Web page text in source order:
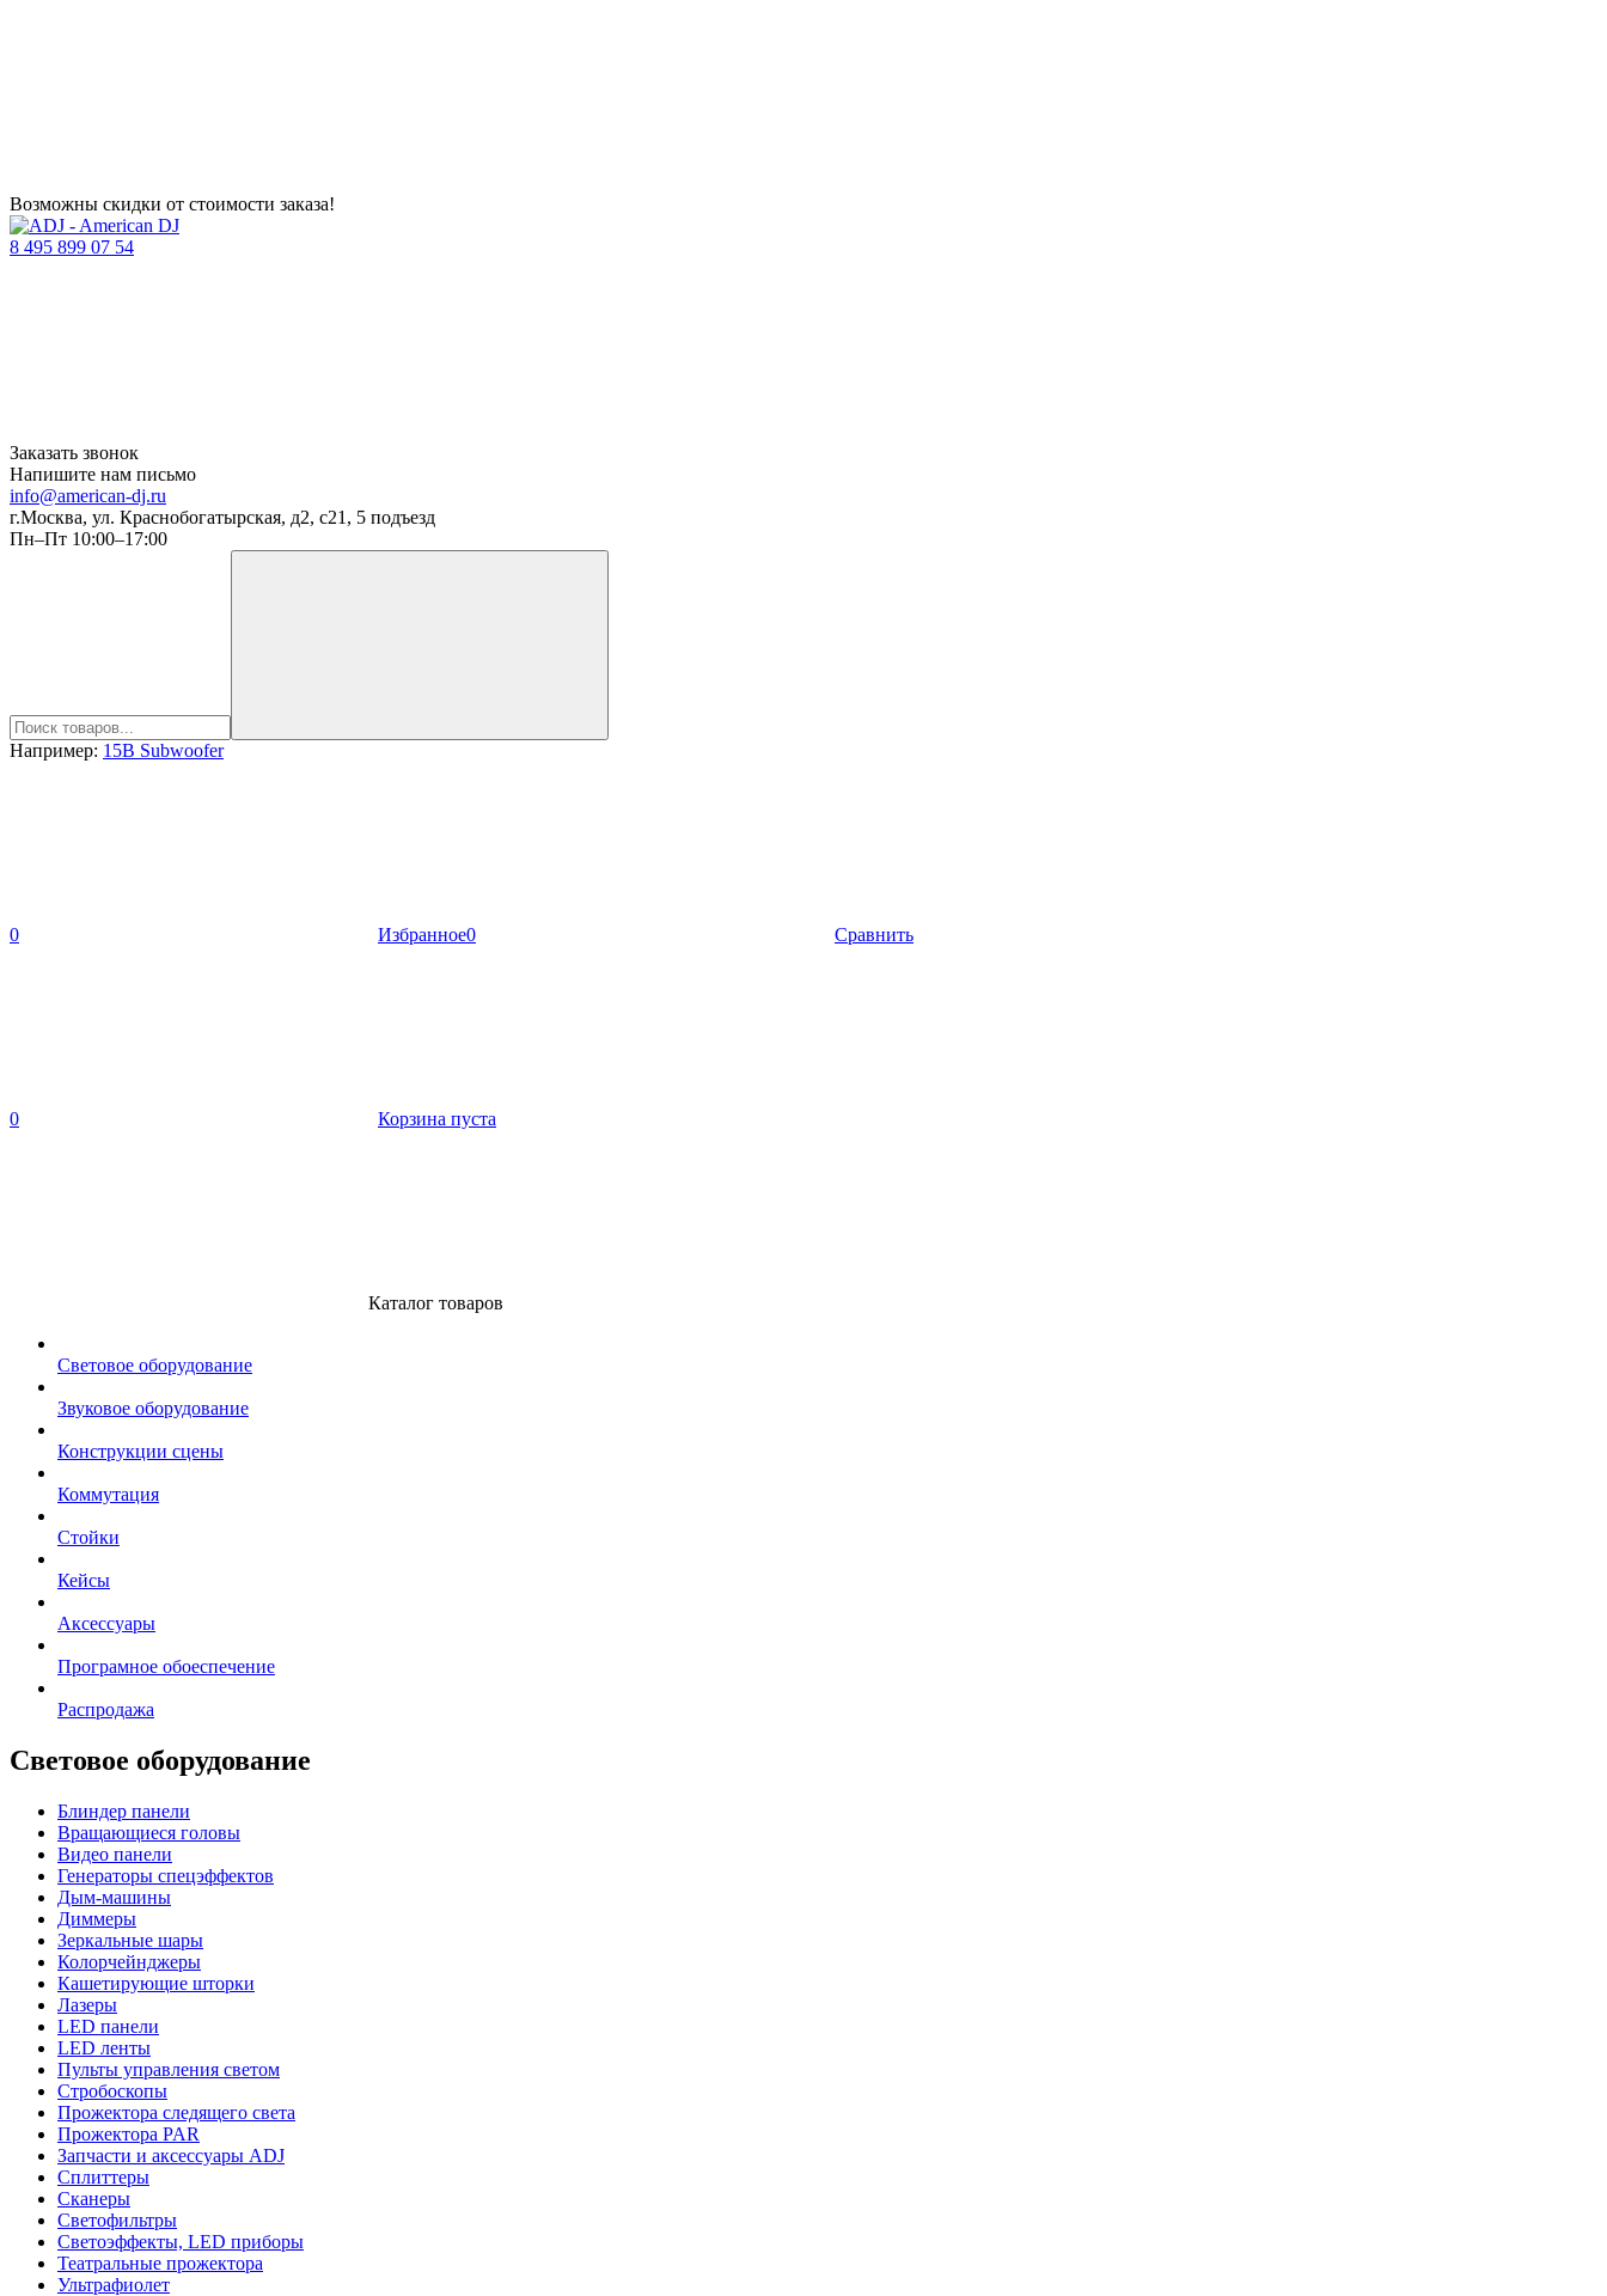
Возможны скидки от стоимости заказа!
8 495 899 07 54
Заказать звонок
Напишите нам письмо
info@american-dj.ru
г.Москва, ул. Краснобогатырская, д2, с21, 5 подъезд
Пн–Пт 10:00–17:00
Например: 15B Subwoofer
0 Избранное0 Сравнить
0 Корзина пуста
Каталог товаров
Световое оборудование
Звуковое оборудование
Конструкции сцены
Коммутация
Стойки
Кейсы
Аксессуары
Програмное обоеспечение
Распродажа
Световое оборудование
Блиндер панели
Вращающиеся головы
Видео панели
Генераторы спецэффектов
Дым-машины
Диммеры
Зеркальные шары
Колорчейнджеры
Кашетирующие шторки
Лазеры
LED панели
LED ленты
Пульты управления светом
Стробоскопы
Прожектора следящего света
Прожектора PAR
Запчасти и аксессуары ADJ
Сплиттеры
Сканеры
Светофильтры
Светоэффекты, LED приборы
Театральные прожектора
Ультрафиолет